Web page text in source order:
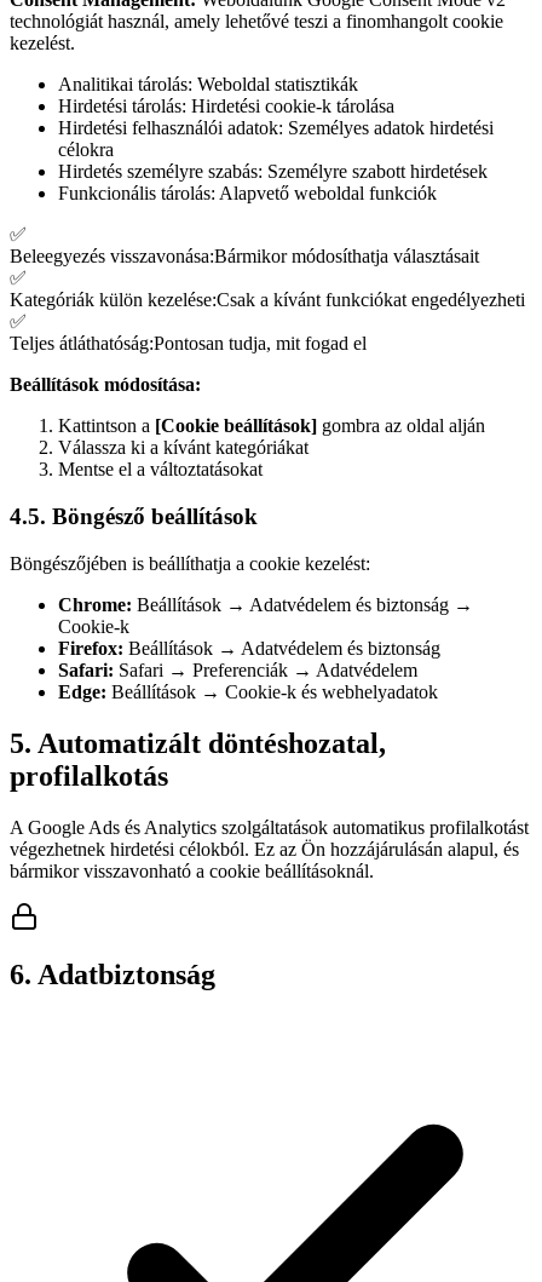
technológiát használ, amely lehetővé teszi a finomhangolt cookie
kezelést.
Analitikai tárolás: Weboldal statisztikák
Hirdetési tárolás: Hirdetési cookie-k tárolása
Hirdetési felhasználói adatok: Személyes adatok hirdetési
célokra
Hirdetés személyre szabás: Személyre szabott hirdetések
Funkcionális tárolás: Alapvető weboldal funkciók
✅
Beleegyezés visszavonása:Bármikor módosíthatja választásait
✅
Kategóriák külön kezelése:Csak a kívánt funkciókat engedélyezheti
✅
Teljes átláthatóság:Pontosan tudja, mit fogad el
Beállítások módosítása:
Kattintson a [Cookie beállítások] gombra az oldal alján
Válassza ki a kívánt kategóriákat
Mentse el a változtatásokat
4.5. Böngésző beállítások
Böngészőjében is beállíthatja a cookie kezelést:
Chrome: Beállítások → Adatvédelem és biztonság →
Cookie-k
Firefox: Beállítások → Adatvédelem és biztonság
Safari: Safari → Preferenciák → Adatvédelem
Edge: Beállítások → Cookie-k és webhelyadatok
5. Automatizált döntéshozatal,
profilalkotás
A Google Ads és Analytics szolgáltatások automatikus profilalkotást
végezhetnek hirdetési célokból. Ez az Ön hozzájárulásán alapul, és
bármikor visszavonható a cookie beállításoknál.
6. Adatbiztonság